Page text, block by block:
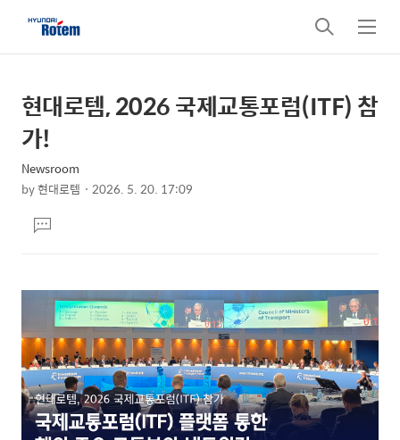
검
색
메
뉴
상
세
텐
본
문
제
목
현대로템, 2026 국제교통포럼(ITF) 참
가!
Newsroom
by현대로템 2026. 5. 20. 17:09
문댓
글